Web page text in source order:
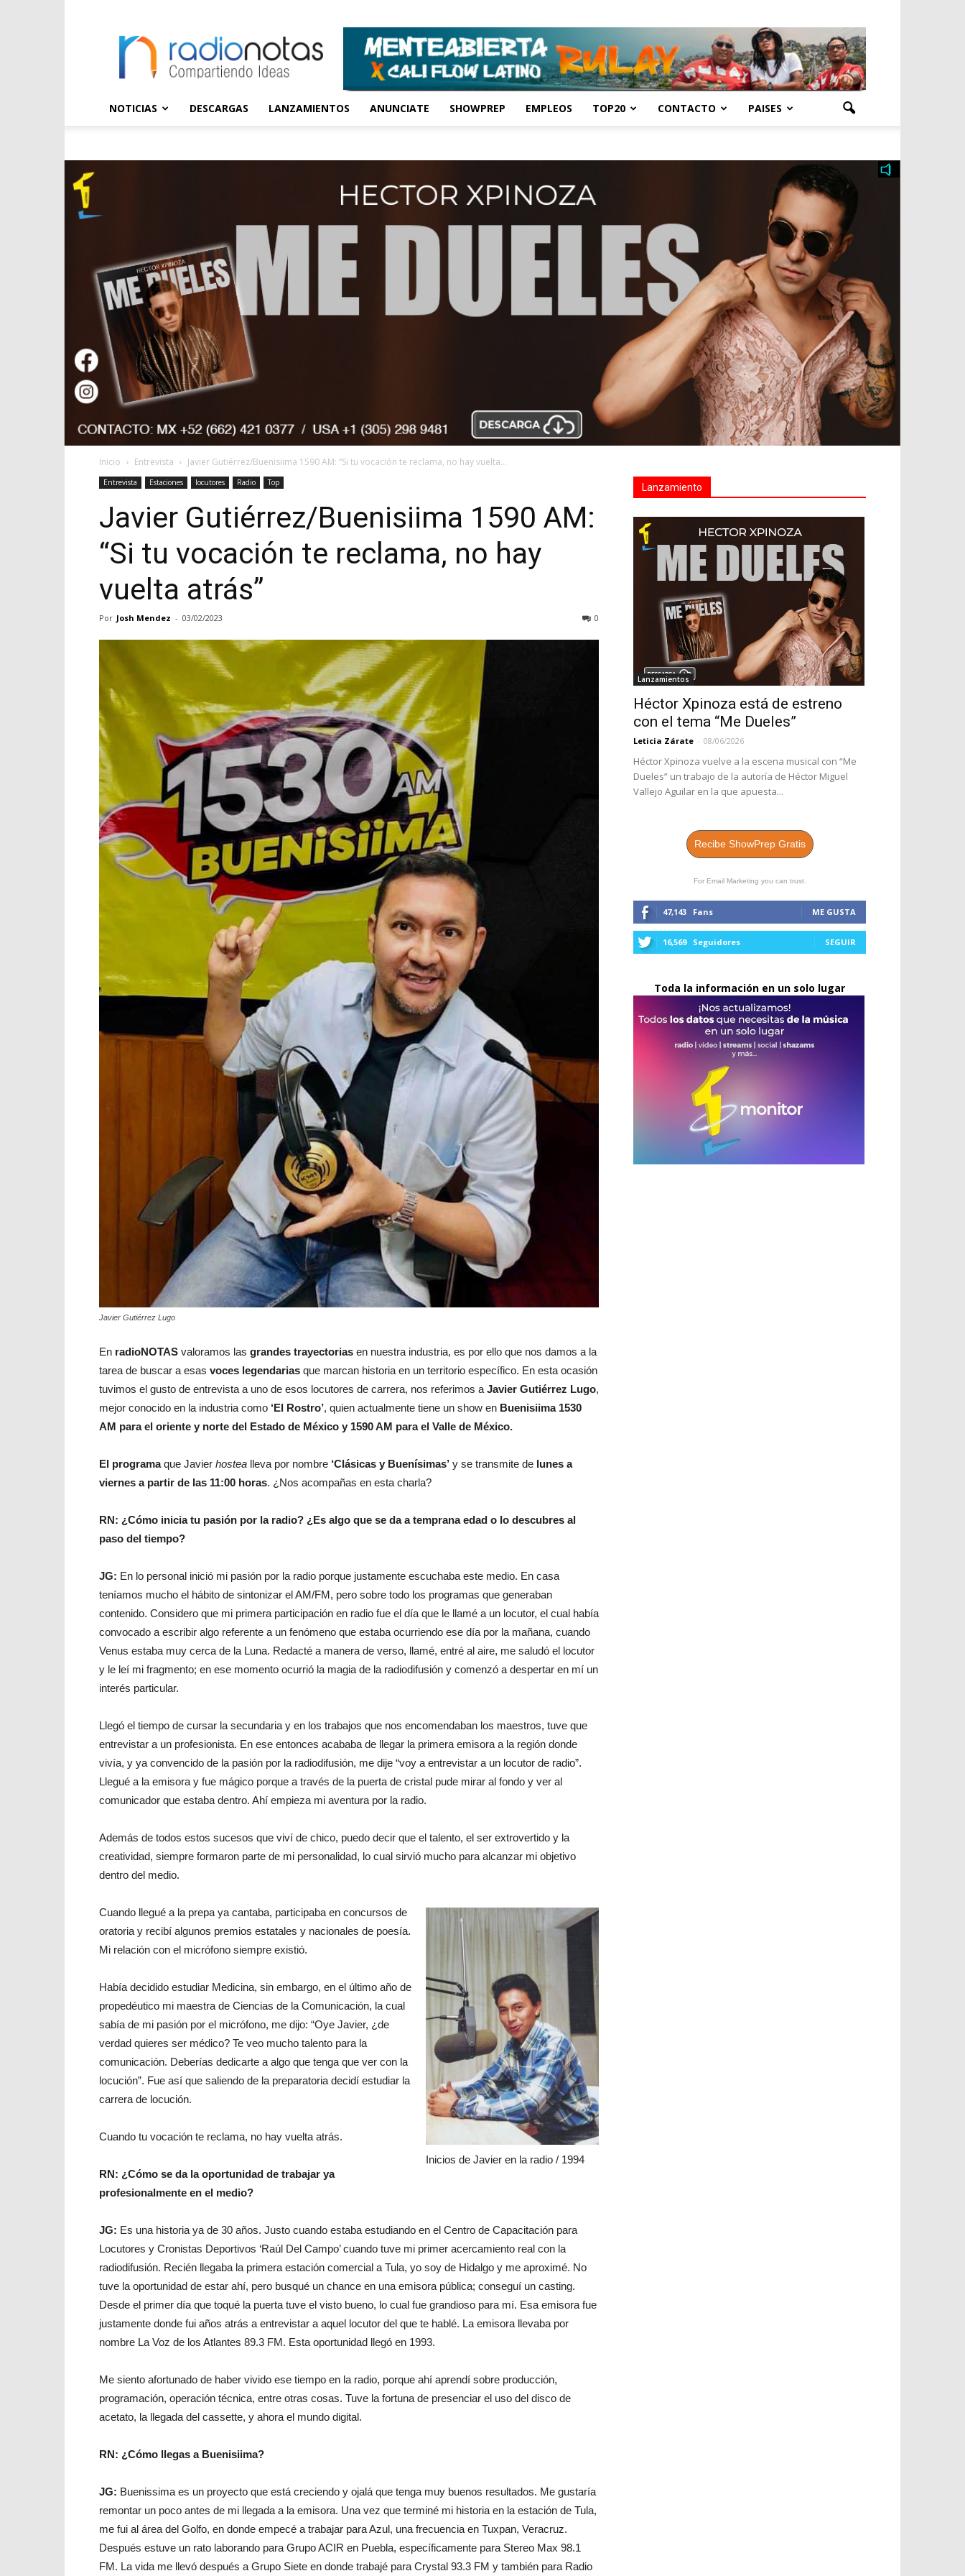
NOTICIAS DESCARGAS LANZAMIENTOS ANUNCIATE SHOWPREP EMPLEOS TOP20 CONTACTO PAISES
Inicio Entrevista Javier Gutiérrez/Buenisiima 1590 AM: “Si tu vocación te reclama, no hay vuelta...
Entrevista Estaciones locutores Radio Top
Javier Gutiérrez/Buenisiima 1590 AM:
“Si tu vocación te reclama, no hay
vuelta atrás”
Por Josh Mendez - 03/02/2023 0
Javier Gutiérrez Lugo
En radioNOTAS valoramos las grandes trayectorias en nuestra industria, es por ello que nos damos a la
tarea de buscar a esas voces legendarias que marcan historia en un territorio específico. En esta ocasión
tuvimos el gusto de entrevista a uno de esos locutores de carrera, nos referimos a Javier Gutiérrez Lugo,
mejor conocido en la industria como ‘El Rostro’, quien actualmente tiene un show en Buenisiima 1530
AM para el oriente y norte del Estado de México y 1590 AM para el Valle de México.
El programaque Javier hostea lleva por nombre ‘Clásicas y Buenísimas’ y se transmite de lunes a
viernes a partir de las 11:00 horas. ¿Nos acompañas en esta charla?
RN: ¿Cómo inicia tu pasión por la radio? ¿Es algo que se da a temprana edad o lo descubres al
paso del tiempo?
JG: En lo personal inició mi pasión por la radio porque justamente escuchaba este medio. En casa
teníamos mucho el hábito de sintonizar el AM/FM, pero sobre todo los programas que generaban
contenido. Considero que mi primera participación en radio fue el día que le llamé a un locutor, el cual había
convocado a escribir algo referente a un fenómeno que estaba ocurriendo ese día por la mañana, cuando
Venus estaba muy cerca de la Luna. Redacté a manera de verso, llamé, entré al aire, me saludó el locutor
y le leí mi fragmento; en ese momento ocurrió la magia de la radiodifusión y comenzó a despertar en mí un
interés particular.
Llegó el tiempo de cursar la secundaria y en los trabajos que nos encomendaban los maestros, tuve que
entrevistar a un profesionista. En ese entonces acababa de llegar la primera emisora a la región donde
vivía, y ya convencido de la pasión por la radiodifusión, me dije “voy a entrevistar a un locutor de radio”.
Llegué a la emisora y fue mágico porque a través de la puerta de cristal pude mirar al fondo y ver al
comunicador que estaba dentro. Ahí empieza mi aventura por la radio.
Además de todos estos sucesos que viví de chico, puedo decir que el talento, el ser extrovertido y la
creatividad, siempre formaron parte de mi personalidad, lo cual sirvió mucho para alcanzar mi objetivo
dentro del medio.
Inicios de Javier en la radio / 1994
Cuando llegué a la prepa ya cantaba, participaba en concursos de
oratoria y recibí algunos premios estatales y nacionales de poesía.
Mi relación con el micrófono siempre existió.
Había decidido estudiar Medicina, sin embargo, en el último año de
propedéutico mi maestra de Ciencias de la Comunicación, la cual
sabía de mi pasión por el micrófono, me dijo: “Oye Javier, ¿de
verdad quieres ser médico? Te veo mucho talento para la
comunicación. Deberías dedicarte a algo que tenga que ver con la
locución”. Fue así que saliendo de la preparatoria decidí estudiar la
carrera de locución.
Cuando tu vocación te reclama, no hay vuelta atrás.
RN: ¿Cómo se da la oportunidad de trabajar ya
profesionalmente en el medio?
JG: Es una historia ya de 30 años. Justo cuando estaba estudiando en el Centro de Capacitación para
Locutores y Cronistas Deportivos ‘Raúl Del Campo’ cuando tuve mi primer acercamiento real con la
radiodifusión. Recién llegaba la primera estación comercial a Tula, yo soy de Hidalgo y me aproximé. No
tuve la oportunidad de estar ahí, pero busqué un chance en una emisora pública; conseguí un casting.
Desde el primer día que toqué la puerta tuve el visto bueno, lo cual fue grandioso para mí. Esa emisora fue
justamente donde fui años atrás a entrevistar a aquel locutor del que te hablé. La emisora llevaba por
nombre La Voz de los Atlantes 89.3 FM. Esta oportunidad llegó en 1993.
Me siento afortunado de haber vivido ese tiempo en la radio, porque ahí aprendí sobre producción,
programación, operación técnica, entre otras cosas. Tuve la fortuna de presenciar el uso del disco de
acetato, la llegada del cassette, y ahora el mundo digital.
RN: ¿Cómo llegas a Buenisiima?
JG: Buenissima es un proyecto que está creciendo y ojalá que tenga muy buenos resultados. Me gustaría
remontar un poco antes de mi llegada a la emisora. Una vez que terminé mi historia en la estación de Tula,
me fui al área del Golfo, en donde empecé a trabajar para Azul, una frecuencia en Tuxpan, Veracruz.
Después estuve un rato laborando para Grupo ACIR en Puebla, específicamente para Stereo Max 98.1
FM. La vida me llevó después a Grupo Siete en donde trabajé para Crystal 93.3 FM y también para Radio
Lanzamiento
Lanzamientos
Héctor Xpinoza está de estreno
con el tema “Me Dueles”
Leticia Zárate - 08/06/2026
Héctor Xpinoza vuelve a la escena musical con “Me
Dueles” un trabajo de la autoría de Héctor Miguel
Vallejo Aguilar en la que apuesta...
Recibe ShowPrep Gratis
For Email Marketing you can trust.
47,143 Fans ME GUSTA
16,569 Seguidores SEGUIR
Toda la información en un solo lugar